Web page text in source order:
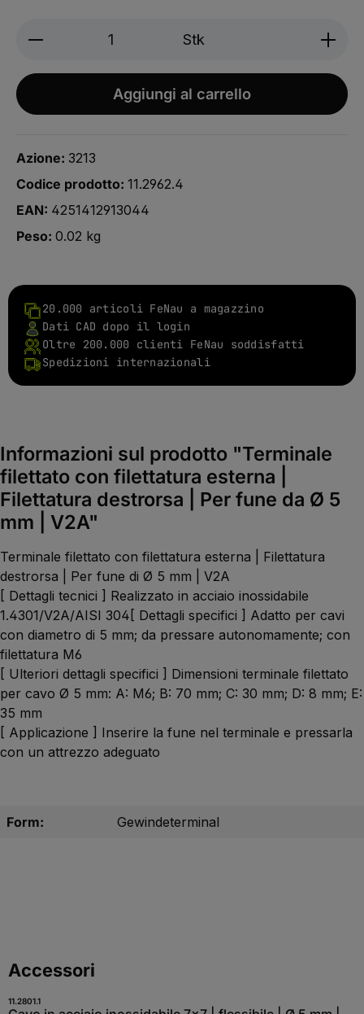
Produkt Anzahl: Gib den
Stk
Aggiungi al carrello
Azione: 3213
Codice prodotto: 11.2962.4
EAN: 4251412913044
Peso: 0.02 kg
20.000 articoli FeNau a magazzino
Dati CAD dopo il login
Oltre 200.000 clienti FeNau soddisfatti
Spedizioni internazionali
Informazioni sul prodotto "Terminale
filettato con filettatura esterna |
Filettatura destrorsa | Per fune da Ø 5
mm | V2A"
Terminale filettato con filettatura esterna | Filettatura
destrorsa | Per fune di Ø 5 mm | V2A
[ Dettagli tecnici ] Realizzato in acciaio inossidabile
1.4301/V2A/AISI 304[ Dettagli specifici ] Adatto per cavi
con diametro di 5 mm; da pressare autonomamente; con
filettatura M6
[ Ulteriori dettagli specifici ] Dimensioni terminale filettato
per cavo Ø 5 mm: A: M6; B: 70 mm; C: 30 mm; D: 8 mm; E:
35 mm
[ Applicazione ] Inserire la fune nel terminale e pressarla
con un attrezzo adeguato
Form: Gewindeterminal
Salta la galleria dei prodotti
Accessori
11.2801.1